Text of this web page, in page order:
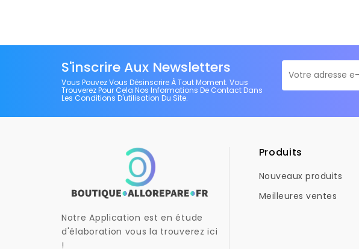
S'inscrire Aux Newsletters
Vous Pouvez Vous Désinscrire À Tout Moment. Vous
Trouverez Pour Cela Nos Informations De Contact Dans
Les Conditions D'utilisation Du Site.
Notre Application est en étude
d'élaboration vous la trouverez ici
!
Produits
Nouveaux produits
Meilleures ventes